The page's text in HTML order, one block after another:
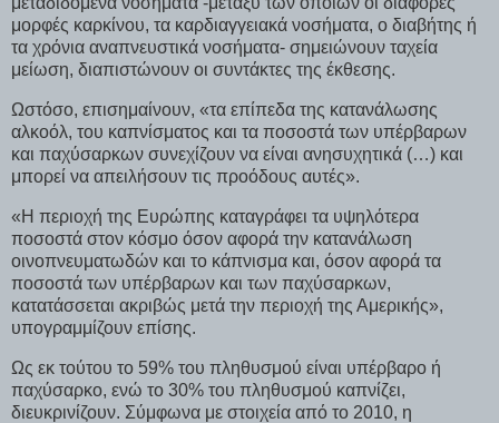
μορφές καρκίνου, τα καρδιαγγειακά νοσήματα, ο διαβήτης ή
τα χρόνια αναπνευστικά νοσήματα- σημειώνουν ταχεία
μείωση, διαπιστώνουν οι συντάκτες της έκθεσης.
Ωστόσο, επισημαίνουν, «τα επίπεδα της κατανάλωσης
αλκοόλ, του καπνίσματος και τα ποσοστά των υπέρβαρων
και παχύσαρκων συνεχίζουν να είναι ανησυχητικά (…) και
μπορεί να απειλήσουν τις προόδους αυτές».
«Η περιοχή της Ευρώπης καταγράφει τα υψηλότερα
ποσοστά στον κόσμο όσον αφορά την κατανάλωση
οινοπνευματωδών και το κάπνισμα και, όσον αφορά τα
ποσοστά των υπέρβαρων και των παχύσαρκων,
κατατάσσεται ακριβώς μετά την περιοχή της Αμερικής»,
υπογραμμίζουν επίσης.
Ως εκ τούτου το 59% του πληθυσμού είναι υπέρβαρο ή
παχύσαρκο, ενώ το 30% του πληθυσμού καπνίζει,
διευκρινίζουν. Σύμφωνα με στοιχεία από το 2010, η